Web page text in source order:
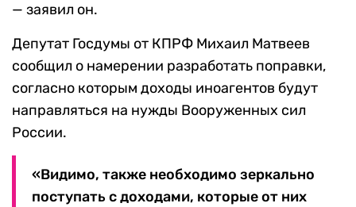
— заявил он.
Депутат Госдумы от КПРФ Михаил Матвеев
сообщил о намерении разработать поправки,
согласно которым доходы иноагентов будут
направляться на нужды Вооруженных сил
России.
«Видимо, также необходимо зеркально
поступать с доходами, которые от них